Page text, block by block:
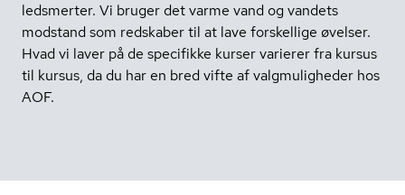
ledsmerter. Vi bruger det varme vand og vandets
modstand som redskaber til at lave forskellige øvelser.
Hvad vi laver på de specifikke kurser varierer fra kursus
til kursus, da du har en bred vifte af valgmuligheder hos
AOF.